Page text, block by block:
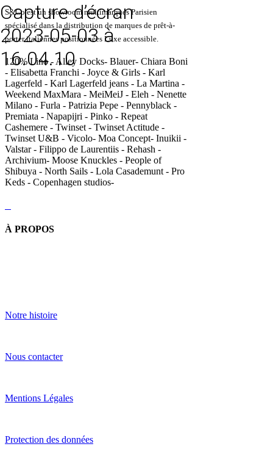
Capture d’écran
2023-05-03 à
16.04.10
S&Co est un showroom multimarques Parisien
spécialisé dans la distribution de marques de prêt-à-
porter italiennes positionnées Luxe accessible.
120% Lino - Alley Docks- Blauer- Chiara Boni
- Elisabetta Franchi - Joyce & Girls - Karl
Lagerfeld - Karl Lagerfeld jeans - La Martina -
Weekend MaxMara - MeiMeiJ - Eleh - Nenette
Milano - Furla - Patrizia Pepe - Pennyblack -
Premiata - Napapijri - Pinko - Repeat
Cashemere - Twinset - Twinset Actitude -
Twinset U&B - Vicolo- Moa Concept- Inuikii -
Valstar - Filippo de Laurentiis - Rehash -
Archivium- Moose Knuckles - People of
Shibuya - North Sails - Lola Casademunt - Pro
Keds - Copenhagen studios-
À PROPOS
Notre histoire
Nous contacter
Mentions Légales
Protection des données